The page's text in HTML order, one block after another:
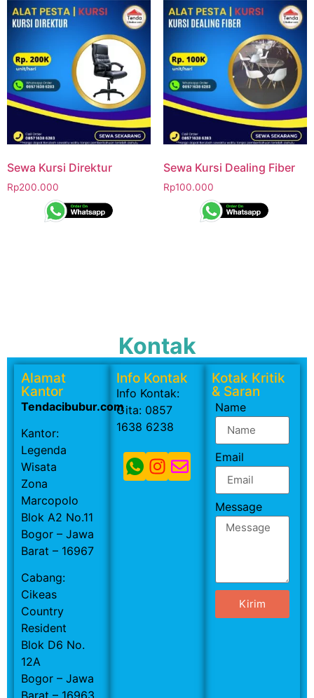
Sewa Kursi Direktur
Rp200.000
Sewa Kursi Dealing Fiber
Rp100.000
Kontak
Alamat
Kantor
Tendacibubur.com
Kantor:
Legenda
Wisata
Zona
Marcopolo
Blok A2 No.11
Bogor – Jawa
Barat – 16967
Cabang:
Cikeas
Country
Resident
Blok D6 No.
12A
Bogor – Jawa
Info Kontak
Info Kontak:
Gita: 0857
1638 6238
Kotak Kritik
& Saran
Name
Email
Message
Kirim